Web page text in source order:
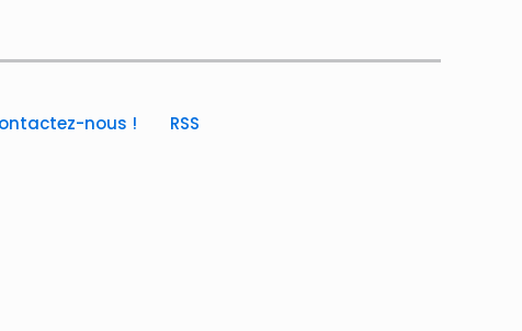
nous ! RSS